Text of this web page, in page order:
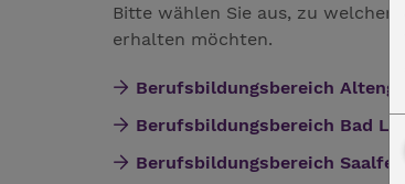
Bitte wählen Sie aus, zu
erhalten möchten.
Berufsbildungsbereich
Berufsbildungsbereich Bad
Berufsbildungsbereich